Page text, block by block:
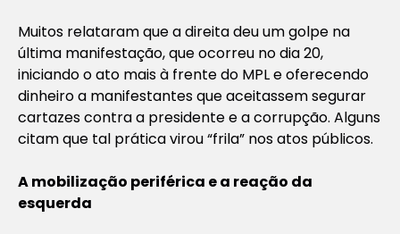
Muitos relataram que a direita deu um golpe na
última manifestação, que ocorreu no dia 20,
iniciando o ato mais à frente do MPL e oferecendo
dinheiro a manifestantes que aceitassem segurar
cartazes contra a presidente e a corrupção. Alguns
citam que tal prática virou “frila” nos atos públicos.
A mobilização periférica e a reação da
esquerda